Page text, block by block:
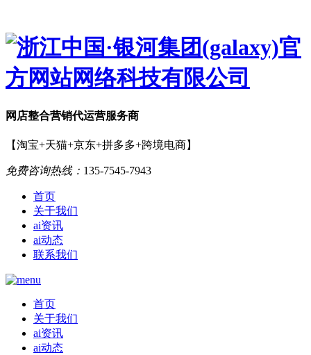
网店整合营销代运营服务商
【淘宝+天猫+京东+拼多多+跨境电商】
免费咨询热线： 135-7545-7943
首页
关于我们
ai资讯
ai动态
联系我们
首页
关于我们
ai资讯
ai动态